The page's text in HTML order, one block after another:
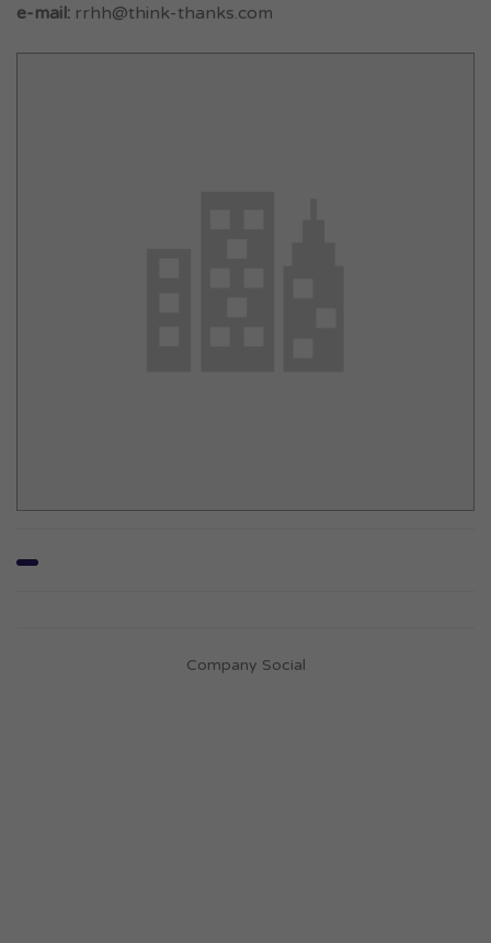
e-mail: rrhh@think-thanks.com
Company Social